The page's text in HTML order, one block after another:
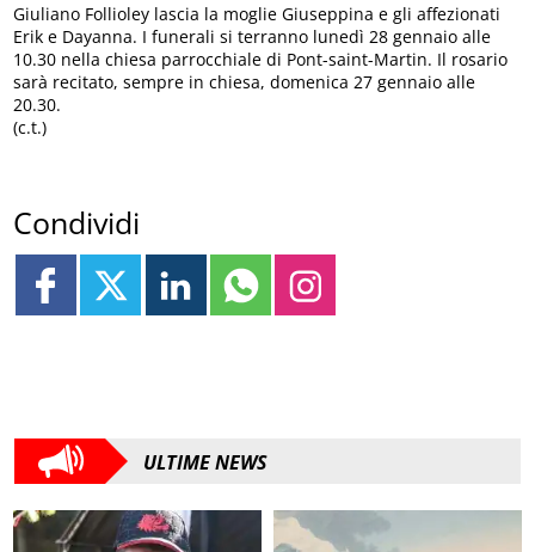
Giuliano Follioley lascia la moglie Giuseppina e gli affezionati
Erik e Dayanna. I funerali si terranno lunedì 28 gennaio alle
10.30 nella chiesa parrocchiale di Pont-saint-Martin. Il rosario
sarà recitato, sempre in chiesa, domenica 27 gennaio alle
20.30.
(c.t.)
Condividi
ULTIME NEWS